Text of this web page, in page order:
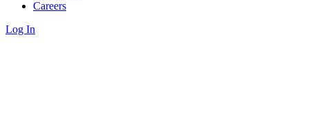
Careers
Log In